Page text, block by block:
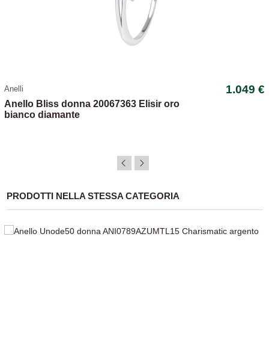
Anelli 1.049 €
Anello Bliss donna 20067363 Elisir oro
bianco diamante
PRODOTTI NELLA STESSA CATEGORIA